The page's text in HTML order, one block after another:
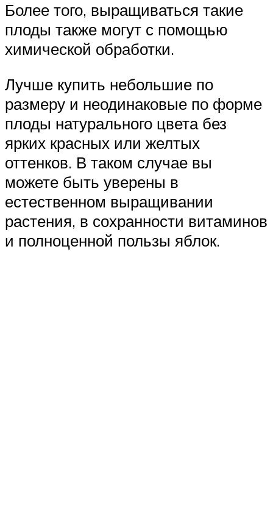
Более того, выращиваться такие
плоды также могут с помощью
химической обработки.
Лучше купить небольшие по
размеру и неодинаковые по форме
плоды натурального цвета без
ярких красных или желтых
оттенков. В таком случае вы
можете быть уверены в
естественном выращивании
растения, в сохранности витаминов
и полноценной пользы яблок.